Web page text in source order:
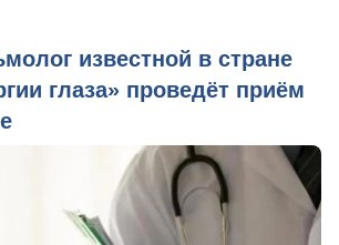
известной в стране
глаза» проведёт приём